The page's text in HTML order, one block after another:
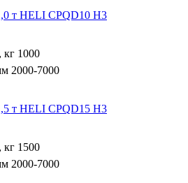
т HELI CPQD10 H3
кг 1000
2000-7000
т HELI CPQD15 H3
кг 1500
2000-7000